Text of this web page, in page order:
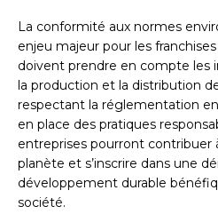
La conformité aux normes
enjeu majeur pour les
doivent prendre en compte les
la production et la distribution
respectant la réglementation
en place des pratiques
entreprises pourront contribuer
planète et s’inscrire dans une
développement durable
société.